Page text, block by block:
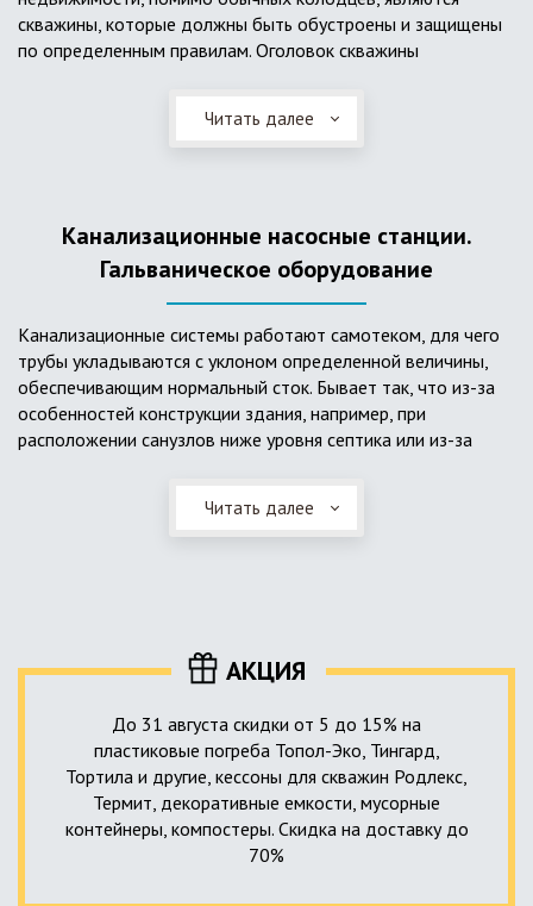
скважины, которые должны быть обустроены и защищены
по определенным правилам. Оголовок скважины
и автоматикой. Все это оборудование способно
подвергаться загрязнению атмосферными и
его работу в нормальном режиме. Лучшим способом
защиты оборудования является устройство герметичной
камеры или кессона, который не только защищает оголовок
скважины от негативных воздействий, но и обеспечивает
удобные условия для обслуживания в любой период года.
Кессон может быть выполнен из обычных железобетонных
колец, но только при отсутствии высокого уровня
подземных вод, так как в этом случае затруднительно
обеспечить требуемую герметичность. Если имеется
достаточную герметичность, недорогие, легко
Читать далее
Канализационные насосные станции.
Гальваническое оборудование
Канализационные системы работают самотеком, для чего
трубы укладываются с уклоном определенной величины,
обеспечивающим нормальный сток. Бывает так, что из-за
особенностей конструкции здания, например, при
расположении санузлов ниже уровня септика или из-за
Единственное решение в таком случае – это
использование КНС – канализационной насосной станции.
до выгребной ямы, септика или станции ГБО.
Читать далее
АКЦИЯ
До 31 августа скидки от 5 до 15% на
пластиковые погреба Топол-Эко, Тингард,
Тортила и другие, кессоны для скважин Родлекс,
Термит, декоративные емкости, мусорные
контейнеры, компостеры. Скидка на доставку до
70%